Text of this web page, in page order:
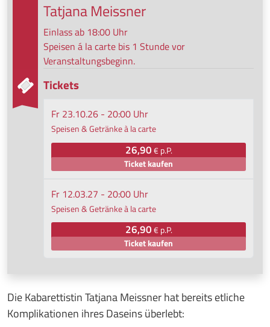
Die Kabarettistin Tatjana Meissner hat bereits etliche
Komplikationen ihres Daseins überlebt:
Tatjana Meissner
Einlass ab 18:00 Uhr
Speisen á la carte bis 1 Stunde vor
Veranstaltungsbeginn.
Tickets
Fr 23.10.26 - 20:00 Uhr
Speisen & Getränke à la carte
26,90€ p.P.
Ticket kaufen
Fr 12.03.27 - 20:00 Uhr
Speisen & Getränke à la carte
26,90€ p.P.
Ticket kaufen